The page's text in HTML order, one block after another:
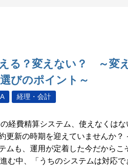
る？変えない？ ～変
びのポイント～
経理・会計
経費精算システム、使えなく
更新の時期を迎えていませんか？
ムも、運用が定着した今だからこ
む中、「うちのシステムは対応